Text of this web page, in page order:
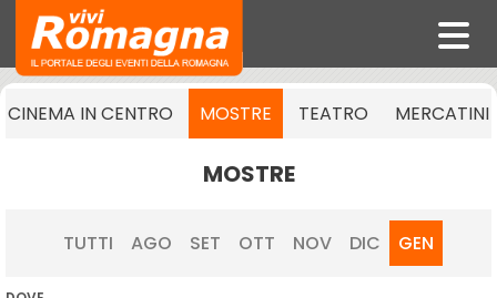
CINEMA IN CENTRO MOSTRE TEATRO MERCATINI
MOSTRE
TUTTI AGO SET OTT NOV DIC GEN